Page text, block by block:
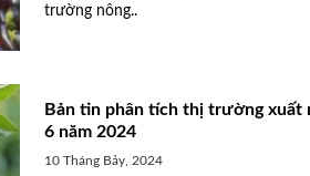
trường nông..
Bản tin phân tích thị trường xuất
6 năm 2024
10 Tháng Bảy, 2024